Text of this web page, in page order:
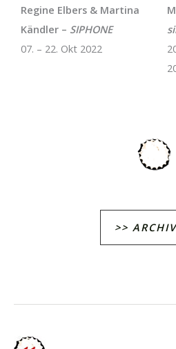
Regine Elbers & Martina
Kändler – SIPHONE
07. – 22. Okt 2022
>>